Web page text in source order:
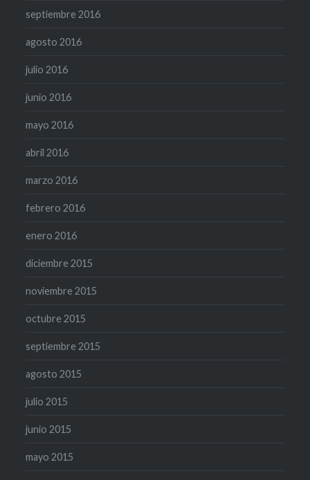
septiembre 2016
agosto 2016
julio 2016
junio 2016
mayo 2016
abril 2016
marzo 2016
febrero 2016
enero 2016
diciembre 2015
noviembre 2015
octubre 2015
septiembre 2015
agosto 2015
julio 2015
junio 2015
mayo 2015